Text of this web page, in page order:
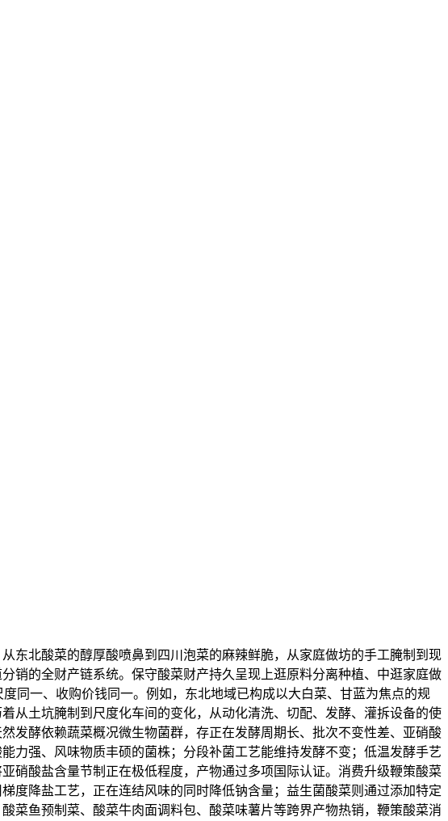
北酸菜的醇厚酸喷鼻到四川泡菜的麻辣鲜脆，从家庭做坊的手工腌制到现
销的全财产链系统。保守酸菜财产持久呈现上逛原料分离种植、中逛家庭做
同一、收购价钱同一。例如，东北地域已构成以大白菜、甘蓝为焦点的规
从土坑腌制到尺度化车间的变化，从动化清洗、切配、发酵、灌拆设备的使
发酵依赖蔬菜概况微生物菌群，存正在发酵周期长、批次不变性差、亚硝酸
力强、风味物质丰硕的菌株；分段补菌工艺能维持发酵不变；低温发酵手艺
硝酸盐含量节制正在极低程度，产物通过多项国际认证。消费升级鞭策酸菜
度降盐工艺，正在连结风味的同时降低钠含量；益生菌酸菜则通过添加特定
菜鱼预制菜、酸菜牛肉面调料包、酸菜味薯片等跨界产物热销，鞭策酸菜消